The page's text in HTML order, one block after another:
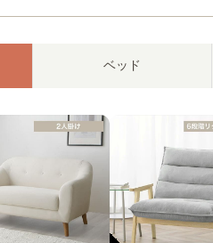
ベッド